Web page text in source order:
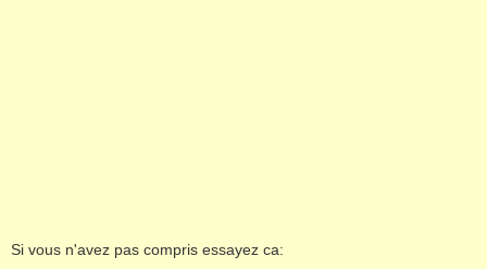
Si vous n'avez pas compris essayez ca: